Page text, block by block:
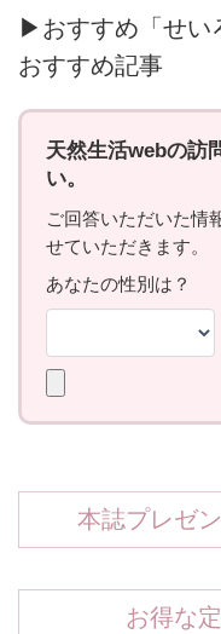
▶おすすめ「せい
おすすめ記事
本誌プレゼ
お得な